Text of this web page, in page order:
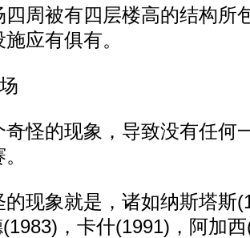
被有四层楼高的结构所
应有俱有。
的现象，导致没有任何
象就是，诸如纳斯塔斯
(1983)，卡什(1991)，阿加